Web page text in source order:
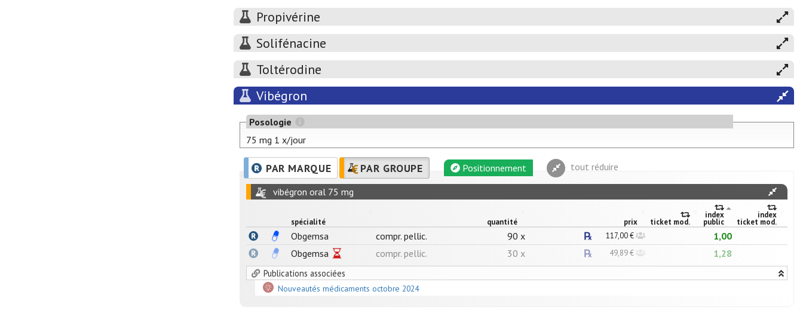
Propivérine
Solifénacine
Toltérodine
Vibégron
Posologie
75 mg 1 x/jour
PAR MARQUE PAR GROUPE Positionnement tout réduire
vibégron oral 75 mg
spécialité quantité prix ticket mod.
index
public
index
ticket mod.
Obgemsa compr. pellic. 90 x 117,00 €
1,00
Obgemsa
compr. pellic. 30 x 49,89 € 1,28
Publications associées
Nouveautés médicaments octobre 2024